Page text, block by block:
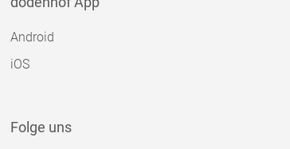
Android
iOS
Folge uns